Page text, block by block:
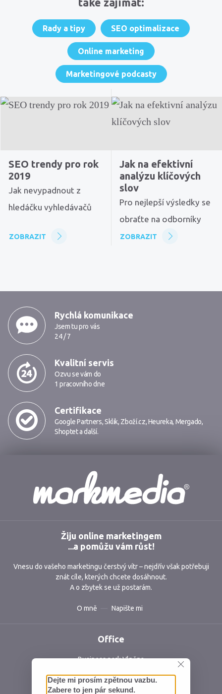
Rady a tipy SEO optimalizace
Online marketing
Marketingové podcasty
SEO trendy pro rok
2019
Jak nevypadnout z
hledáčku vyhledávačů
ZOBRAZIT
Jak na efektivní
analýzu klíčových
slov
Pro nejlepší výsledky se
obraťte na odborníky
ZOBRAZIT
MarkMedia
Rychlá komunikace
Jsem tu pro vás
24 / 7
Kvalitní servis
Ozvu se vám do
1 pracovního dne
Certifikace
Google Partners,Sklik, Zboží.cz,Heureka, Mergado,
Shopteta další.
Žiju online marketingem
...a pomůžu vám růst!
Vnesu do vašeho marketingu čerstvý vítr – nejdřív však potřebuji
znát cíle, kterých chcete dosáhnout.
A o zbytek se už postarám.
O mně Napište mi
Office
Business park Vlněna
Česká republika
IČ: 06762409 DIČ: CZ06762409